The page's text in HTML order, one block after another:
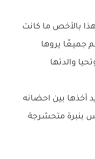
بالأخص ما كانت
جميعًا يروها
والدتها
أخذها بين احضانه
بنبرة متحشرجة